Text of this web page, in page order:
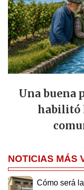
Una buena
habilitó
NOTICIAS MÁS
Cómo será